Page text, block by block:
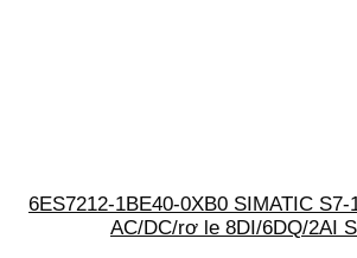
6ES7212-1BE40-0XB0 SIMATIC S7-
AC/DC/rơ le 8DI/6DQ/2AI